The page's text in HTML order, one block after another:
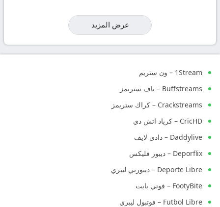
عرض المزيد
1Stream – ون ستريم
Buffstreams – باف ستريمز
Crackstreams – كراك ستريمز
CricHD – كرياد اتش دي
Daddylive – دادي لايف
Deporflix – ديبور فليكس
Deporte Libre – ديبورتي ليبري
FootyBite – فوتي بايت
Futbol Libre – فوتبول ليبري